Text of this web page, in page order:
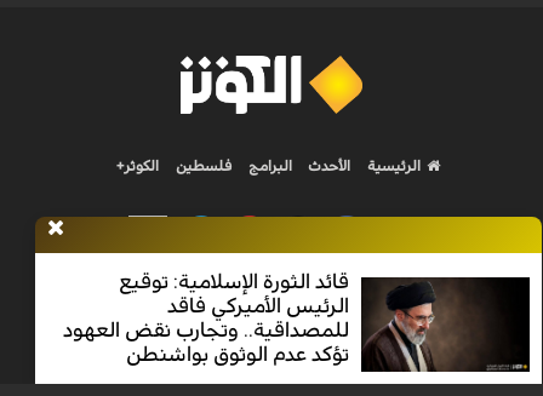
قائد الثورة الإسلامية: توقيع
الرئيس الأميركي فاقد
للمصداقية.. وتجارب نقض العهود
تؤكد عدم الوثوق بواشنطن
الرئيسية الأحدث البرامج فلسطين الكوثر+
Nilesat 11900 V | Badr 8 11747 V | Badr5 12284 V